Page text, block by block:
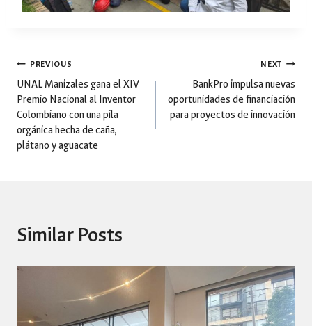
Post
navigation
PREVIOUS
UNAL Manizales gana el XIV
Premio Nacional al Inventor
Colombiano con una pila
orgánica hecha de caña,
plátano y aguacate
NEXT
BankPro impulsa nuevas
oportunidades de financiación
para proyectos de innovación
Similar Posts